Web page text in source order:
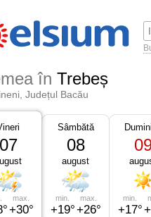
în Trebeș
Județul Bacău
07
max.
+30°
Sâmbătă
08
august
min.
+19°
max.
+26°
min.
+17°